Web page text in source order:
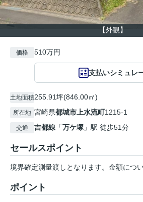
【外観】
価格 510万円
支払いシミュレ
土地面積255.91坪(846.00㎡)
所在地 宮崎県都城市上水流町1215-1
交通 吉都線 「万ケ塚 」駅 徒歩51分
セールスポイント
境界確定測量渡しとなります。金額につ
ポイント